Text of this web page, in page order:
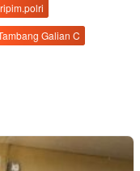
Galian C